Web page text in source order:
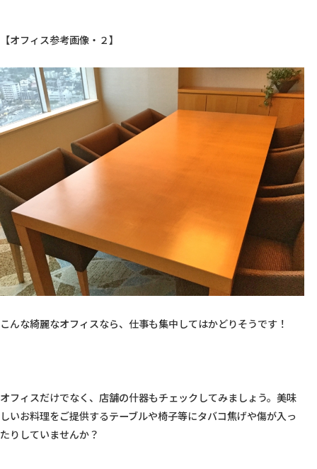
【オフィス参考画像・２】
こんな綺麗なオフィスなら、仕事も集中してはかどりそうです！
オフィスだけでなく、店舗の什器もチェックしてみましょう。美味
しいお料理をご提供するテーブルや椅子等にタバコ焦げや傷が入っ
たりしていませんか？